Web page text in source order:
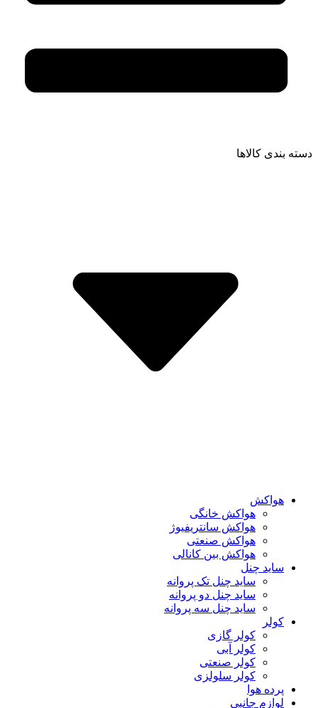
دسته بندی کالاها
هواکش
هواکش خانگی
هواکش سانتریفیوژ
هواکش صنعتی
هواکش بین کانالی
ساید چنل
ساید چنل تک پروانه
ساید چنل دو پروانه
ساید چنل سه پروانه
کولر
کولر گازی
کولر آبی
کولر صنعتی
کولر سلولزی
پرده هوا
لوازم جانبی